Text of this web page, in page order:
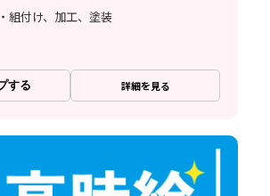
組付け、加工、塗装
する 詳細を見る